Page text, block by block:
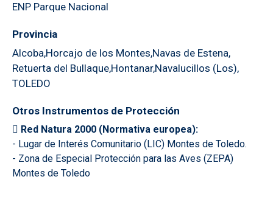
ENP Parque Nacional
Provincia
Alcoba Horcajo de los Montes Navas de Estena
Retuerta del Bullaque Hontanar Navalucillos (Los)
TOLEDO
Otros Instrumentos de Protección
 Red Natura 2000 (Normativa europea):
- Lugar de Interés Comunitario (LIC) Montes de Toledo.
- Zona de Especial Protección para las Aves (ZEPA)
Montes de Toledo